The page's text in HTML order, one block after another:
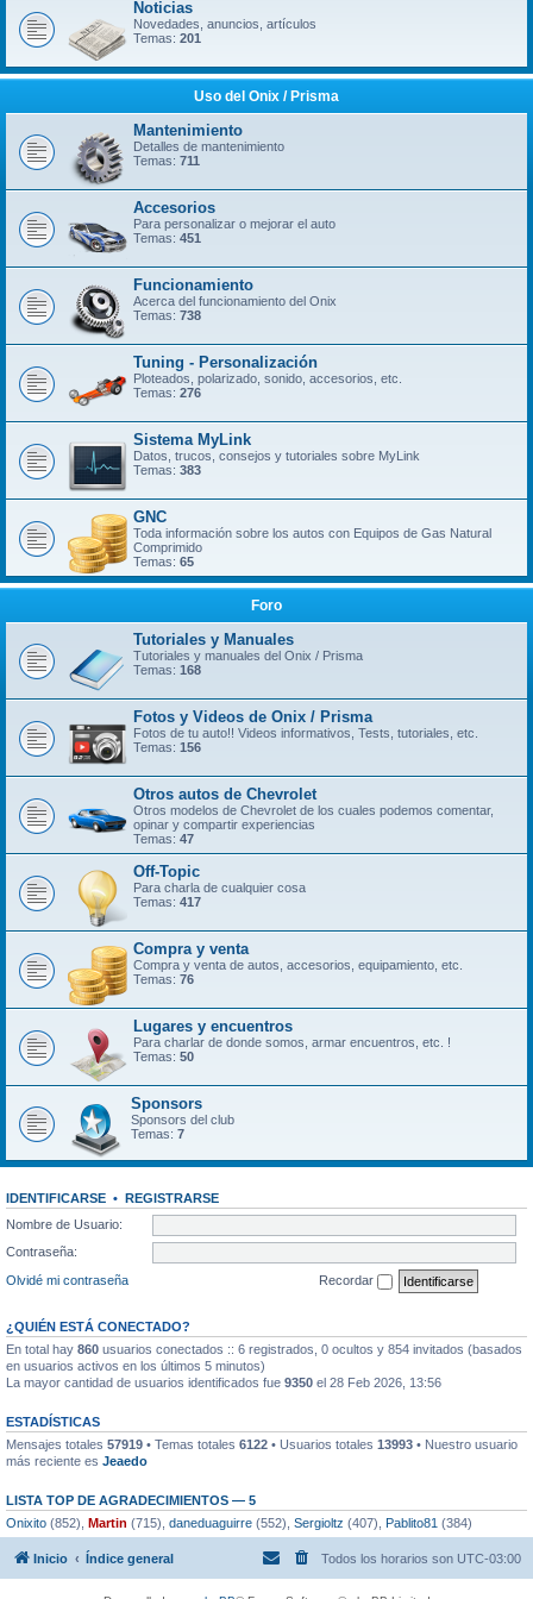
Noticias
Novedades, anuncios, artículos
Temas: 201
Uso del Onix / Prisma
Mantenimiento
Detalles de mantenimiento
Temas: 711
Accesorios
Para personalizar o mejorar el auto
Temas: 451
Funcionamiento
Acerca del funcionamiento del Onix
Temas: 738
Tuning - Personalización
Ploteados, polarizado, sonido, accesorios, etc.
Temas: 276
Sistema MyLink
Datos, trucos, consejos y tutoriales sobre MyLink
Temas: 383
GNC
Toda información sobre los autos con Equipos de Gas Natural
Comprimido
Temas: 65
Foro
Tutoriales y Manuales
Tutoriales y manuales del Onix / Prisma
Temas: 168
Fotos y Videos de Onix / Prisma
Fotos de tu auto!! Videos informativos, Tests, tutoriales, etc.
Temas: 156
Otros autos de Chevrolet
Otros modelos de Chevrolet de los cuales podemos comentar,
opinar y compartir experiencias
Temas: 47
Off-Topic
Para charla de cualquier cosa
Temas: 417
Compra y venta
Compra y venta de autos, accesorios, equipamiento, etc.
Temas: 76
Lugares y encuentros
Para charlar de donde somos, armar encuentros, etc. !
Temas: 50
Sponsors
Sponsors del club
Temas: 7
IDENTIFICARSE • REGISTRARSE
Nombre de Usuario:
Contraseña:
Olvidé mi contraseña
Recordar
¿QUIÉN ESTÁ CONECTADO?
En total hay 860 usuarios conectados :: 6 registrados, 0 ocultos y 854 invitados (basados
en usuarios activos en los últimos 5 minutos)
La mayor cantidad de usuarios identificados fue 9350 el 28 Feb 2026, 13:56
ESTADÍSTICAS
Mensajes totales 57919 • Temas totales 6122 • Usuarios totales 13993 • Nuestro usuario
más reciente es Jeaedo
LISTA TOP DE AGRADECIMIENTOS — 5
Onixito (852), Martin (715), daneduaguirre (552), Sergioltz (407), Pablito81 (384)
Inicio Índice general Todos los horarios son UTC-03:00